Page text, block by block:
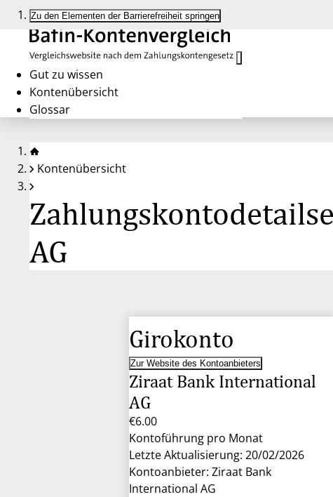
Zu den Elementen der Barrierefreiheit springen
Gut zu wissen
Kontenübersicht
Glossar
Kontenübersicht
AG
Girokonto
Zur Website des Kontoanbieters
Ziraat Bank International
AG
€6.00
Kontoführung pro Monat
Letzte Aktualisierung: 20/02/2026
Kontoanbieter: Ziraat Bank
International AG